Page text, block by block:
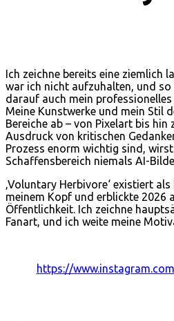
Ich zeichne bereits eine ziemlich
war ich nicht aufzuhalten, und so
darauf auch mein
Meine Kunstwerke und mein Stil
Bereiche ab – von Pixelart bis hin
Ausdruck von kritischen
Prozess enorm wichtig sind,
Schaffensbereich niemals AI-
‚Voluntary Herbivore‘ existiert
meinem Kopf und erblickte 2026
Öffentlichkeit. Ich zeichne
Fanart, und ich weite meine
https://